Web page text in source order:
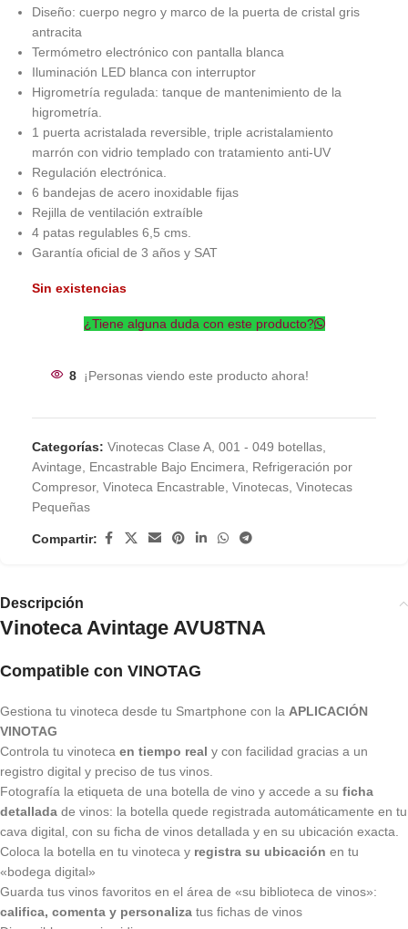
Diseño: cuerpo negro y marco de la puerta de cristal gris
antracita
Termómetro electrónico con pantalla blanca
Iluminación LED blanca con interruptor
Higrometría regulada: tanque de mantenimiento de la
higrometría.
1 puerta acristalada reversible, triple acristalamiento
marrón con vidrio templado con tratamiento anti-UV
Regulación electrónica.
6 bandejas de acero inoxidable fijas
Rejilla de ventilación extraíble
4 patas regulables 6,5 cms.
Garantía oficial de 3 años y SAT
Sin existencias
¿Tiene alguna duda con este producto?
8 ¡Personas viendo este producto ahora!
Categorías: Vinotecas Clase A 001 - 049 botellas
Avintage
Encastrable Bajo Encimera
Refrigeración por
Compresor, Vinoteca Encastrable Vinotecas Vinotecas
Pequeñas
Compartir:
Descripción
Vinoteca Avintage AVU8TNA
Compatible con VINOTAG
Gestiona tu vinoteca desde tu Smartphone con la APLICACIÓN
VINOTAG
Controla tu vinoteca en tiempo real y con facilidad gracias a un
registro digital y preciso de tus vinos.
Fotografía la etiqueta de una botella de vino y accede a su ficha
detallada de vinos: la botella quede registrada automáticamente en tu
cava digital, con su ficha de vinos detallada y en su ubicación exacta.
Coloca la botella en tu vinoteca y registra su ubicación en tu
«bodega digital»
Guarda tus vinos favoritos en el área de «su biblioteca de vinos»:
califica, comenta y personaliza tus fichas de vinos